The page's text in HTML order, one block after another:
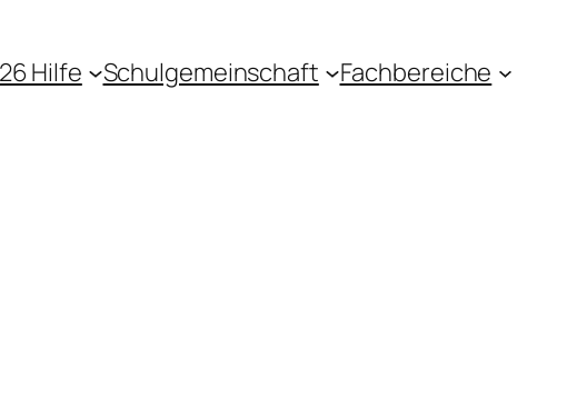
Hilfe Schulgemeinschaft Fachbereiche